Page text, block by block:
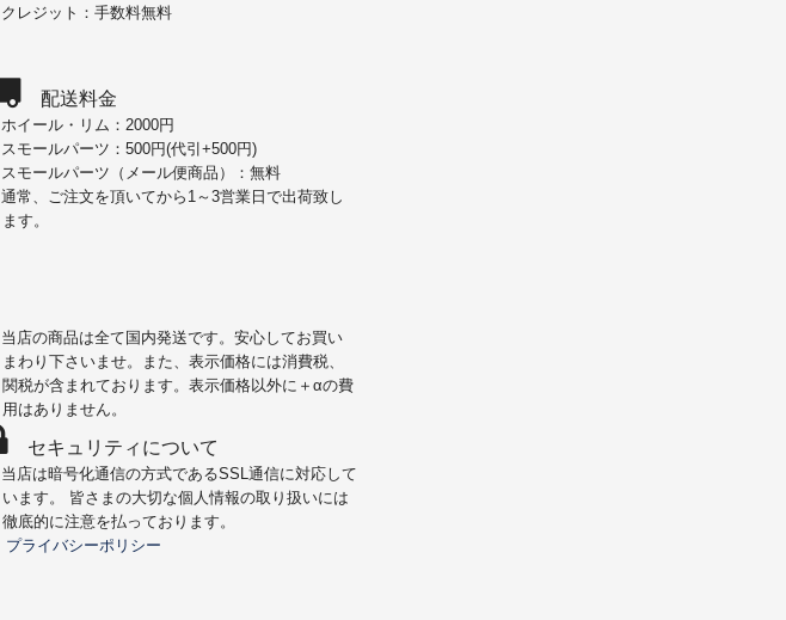
クレジット：手数料無料
配送料金
ホイール・リム：2000円
スモールパーツ：500円(代引+500円)
スモールパーツ（メール便商品）：無料
通常、ご注文を頂いてから1～3営業日で出荷致し
ます。
当店の商品は全て国内発送です。安心してお買い
まわり下さいませ。また、表示価格には消費税、
関税が含まれております。表示価格以外に＋αの費
用はありません。
セキュリティについて
当店は暗号化通信の方式であるSSL通信に対応して
います。 皆さまの大切な個人情報の取り扱いには
徹底的に注意を払っております。
プライバシーポリシー